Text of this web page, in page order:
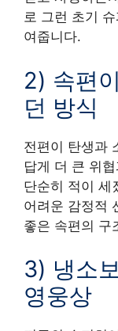
로 그런 초기
여줍니다.
2) 속편
던 방식
전편이 탄생과
답게 더 큰 위
단순히 적이 세
어려운 감정적
좋은 속편의 구
3) 냉소
영웅상